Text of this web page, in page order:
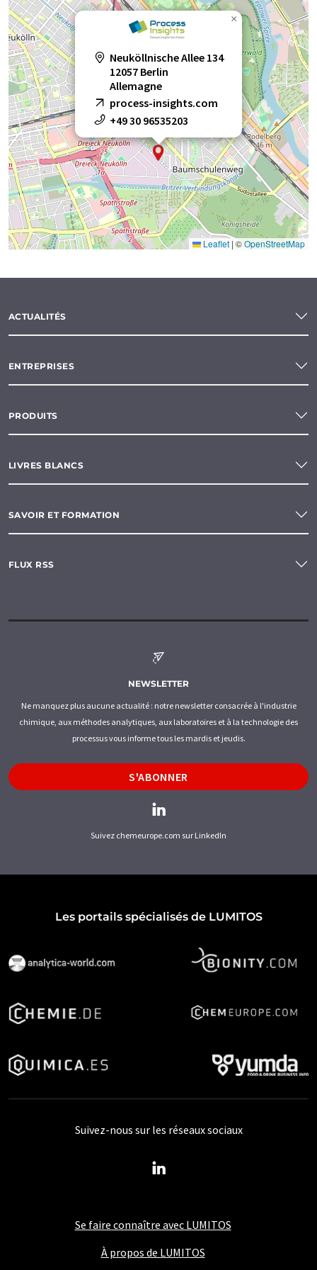
appareils de mesure de la luminescence
appareils de mesure du point de rosée
calorimètres capteurs
compteur de point de rosée hygromètres
hygromètres à miroir de refroidissement
instruments de mesure de processus
respiromètres spectromètres de masse
systèmes d'analyse FT-NIR
systèmes d'analyse UV/NIR
systèmes de surveillance de processus
testeurs de condensation
Neuköllnische Allee 134
12057 Berlin
Allemagne
process-insights.com
+49 30 96535203
×
Leaflet | ©OpenStreetMap
ACTUALITÉS
ENTREPRISES
PRODUITS
LIVRES BLANCS
SAVOIR ET FORMATION
FLUX RSS
NEWSLETTER
Ne manquez plus aucune actualité : notre newsletter consacrée à l'industrie
chimique, aux méthodes analytiques, aux laboratoires et à la technologie des
processus vous informe tous les mardis et jeudis.
S'ABONNER
Suivez chemeurope.com sur LinkedIn
Les portails spécialisés de LUMITOS
Se faire connaître avec LUMITOS
À propos de LUMITOS
Suivez-nous sur les réseaux sociaux